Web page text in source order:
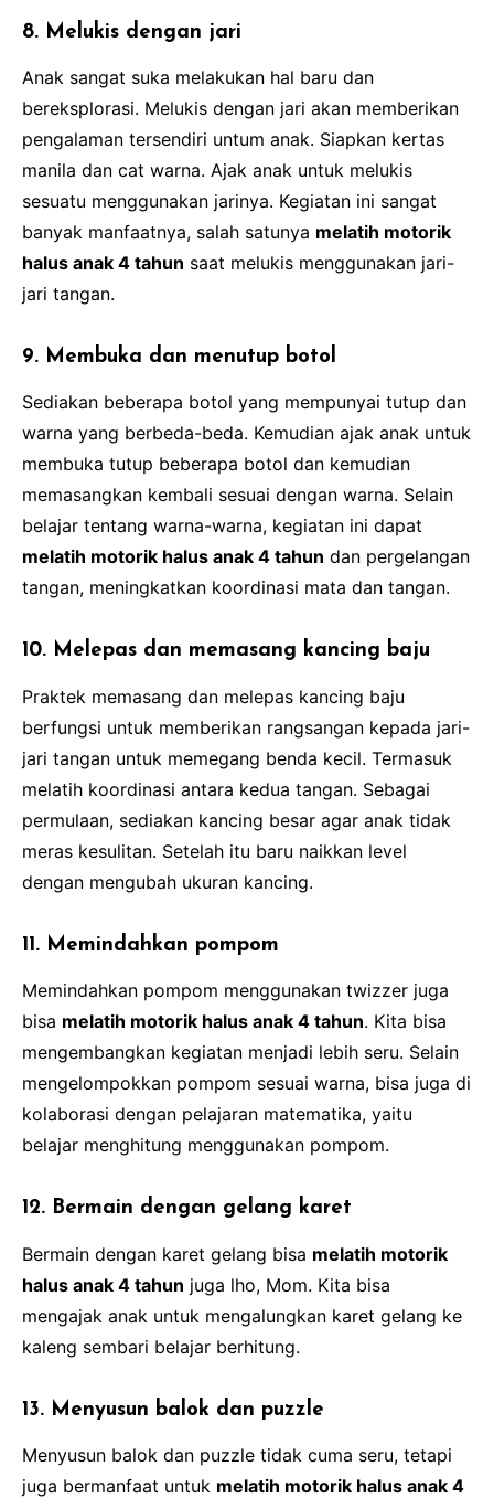
8. Melukis dengan jari
Anak sangat suka melakukan hal baru dan
bereksplorasi. Melukis dengan jari akan memberikan
pengalaman tersendiri untum anak. Siapkan kertas
manila dan cat warna. Ajak anak untuk melukis
sesuatu menggunakan jarinya. Kegiatan ini sangat
banyak manfaatnya, salah satunya melatih motorik
halus anak 4 tahun saat melukis menggunakan jari-
jari tangan.
9. Membuka dan menutup botol
Sediakan beberapa botol yang mempunyai tutup dan
warna yang berbeda-beda. Kemudian ajak anak untuk
membuka tutup beberapa botol dan kemudian
memasangkan kembali sesuai dengan warna. Selain
belajar tentang warna-warna, kegiatan ini dapat
melatih motorik halus anak 4 tahun dan pergelangan
tangan, meningkatkan koordinasi mata dan tangan.
10. Melepas dan memasang kancing baju
Praktek memasang dan melepas kancing baju
berfungsi untuk memberikan rangsangan kepada jari-
jari tangan untuk memegang benda kecil. Termasuk
melatih koordinasi antara kedua tangan. Sebagai
permulaan, sediakan kancing besar agar anak tidak
meras kesulitan. Setelah itu baru naikkan level
dengan mengubah ukuran kancing.
11. Memindahkan pompom
Memindahkan pompom menggunakan twizzer juga
bisa melatih motorik halus anak 4 tahun. Kita bisa
mengembangkan kegiatan menjadi lebih seru. Selain
mengelompokkan pompom sesuai warna, bisa juga di
kolaborasi dengan pelajaran matematika, yaitu
belajar menghitung menggunakan pompom.
12. Bermain dengan gelang karet
Bermain dengan karet gelang bisa melatih motorik
halus anak 4 tahun juga lho, Mom. Kita bisa
mengajak anak untuk mengalungkan karet gelang ke
kaleng sembari belajar berhitung.
13. Menyusun balok dan puzzle
Menyusun balok dan puzzle tidak cuma seru, tetapi
juga bermanfaat untuk melatih motorik halus anak 4